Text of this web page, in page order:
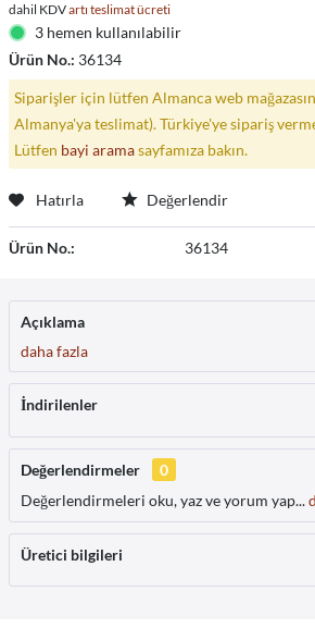
dahil KDVartı teslimat ücreti
3 hemen kullanılabilir
Ürün No.: 36134
Siparişler için lütfen Almanca web
Almanya'ya teslimat). Türkiye'ye sipariş
Lütfen bayi aramasayfamıza bakın.
Hatırla Değerlendir
Ürün No.: 36134
Açıklama
daha fazla
İndirilenler
Değerlendirmeler
0
Değerlendirmeleri oku, yaz ve yorum yap...
Üretici bilgileri